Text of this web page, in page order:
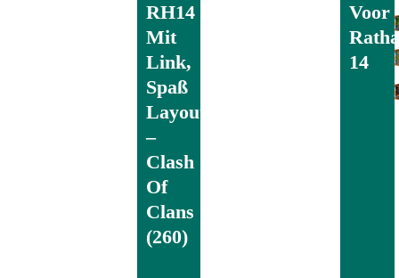
RH14
Mit
Link,
Spaß
Layout
–
Clash
Of
Clans
(260)
Voor
14